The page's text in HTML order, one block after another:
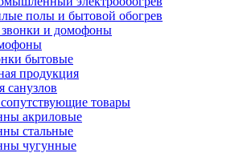
полы и бытовой обогрев
и домофоны
бытовые
продукция
санузлов
товары
акриловые
стальные
чугунные